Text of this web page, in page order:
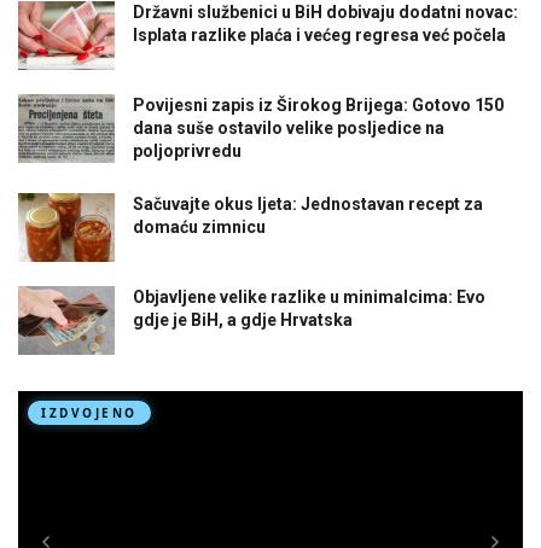
Državni službenici u BiH dobivaju dodatni novac:
Isplata razlike plaća i većeg regresa već počela
Povijesni zapis iz Širokog Brijega: Gotovo 150
dana suše ostavilo velike posljedice na
poljoprivredu
Sačuvajte okus ljeta: Jednostavan recept za
domaću zimnicu
Objavljene velike razlike u minimalcima: Evo
gdje je BiH, a gdje Hrvatska